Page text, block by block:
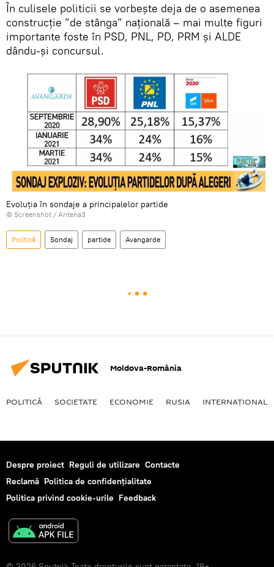
În culisele politicii se vorbește deja de o asemenea
construcție ”de stânga” națională – mai multe figuri
importante foste în PSD, PNL, PD, PRM și ALDE
dându-și concursul.
Evoluția în sondaje a principalelor partide
© Screenshot / Antena3
Politică Sondaj partide Avangarde
Moldova-România
POLITICĂ SOCIETATE ECONOMIE RUSIA INTERNAŢIONAL
Despre proiect Reguli de utilizare Contacte
Reclamă Politica de confidențialitate
Politica privind cookie-urile Feedback